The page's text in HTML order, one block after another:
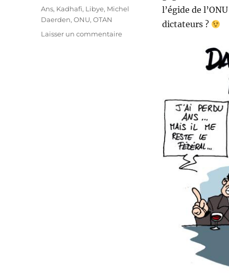
l’égide de
dictateurs ?
Étiquettes
Ans, Kadhafi, Libye, Michel
Daerden,ONU,OTAN
Laisser un commentairesur